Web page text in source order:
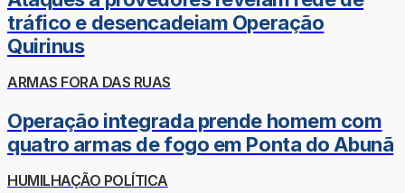
tráfico e desencadeiam Operação
Quirinus
ARMAS FORA DAS RUAS
Operação integrada prende homem com
quatro armas de fogo em Ponta do Abunã
HUMILHAÇÃO POLÍTICA